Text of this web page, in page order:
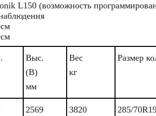
L150 (возможность
Выс.
(В)
мм
Вес
кг
Размер
2569 3820 285/